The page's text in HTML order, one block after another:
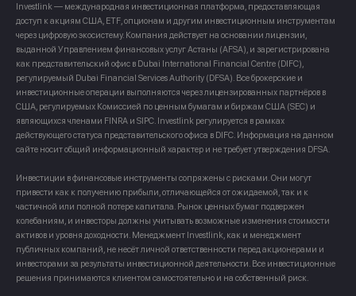
Investlink — международная инвестиционная платформа, предоставляющая
доступ к акциям США, ETF, опционам и другим инвестиционным инструментам
через цифровую экосистему. Компания действует на основании лицензии,
выданной Управлением финансовых услуг Астаны (AFSA), и зарегистрирована
как представительский офис в Dubai International Financial Centre (DIFC),
регулируемый Dubai Financial Services Authority (DFSA). Все брокерские и
инвестиционные операции выполняются через лицензированных партнёров в
США, регулируемых Комиссией по ценным бумагам и биржам США (SEC) и
являющихся членами FINRA и SIPC. Investlink регулируется в рамках
действующего статуса представительского офиса в DIFC. Информация на данном
сайте носит общий информационный характер и не требует утверждения DFSA.
Инвестиции в финансовые инструменты сопряжены с рисками. Они могут
привести как к получению прибыли, отличающейся от ожидаемой, так и к
частичной или полной потере капитала. Рынок ценных бумаг подвержен
колебаниям, и инвесторы должны учитывать возможные изменения стоимости
активов и уровня доходности. Менеджмент Investlink, как и менеджмент
публичных компаний, не несёт личной ответственности перед акционерами и
инвесторами за результаты инвестиционной деятельности. Все инвестиционные
решения принимаются клиентом самостоятельно и на собственный риск.